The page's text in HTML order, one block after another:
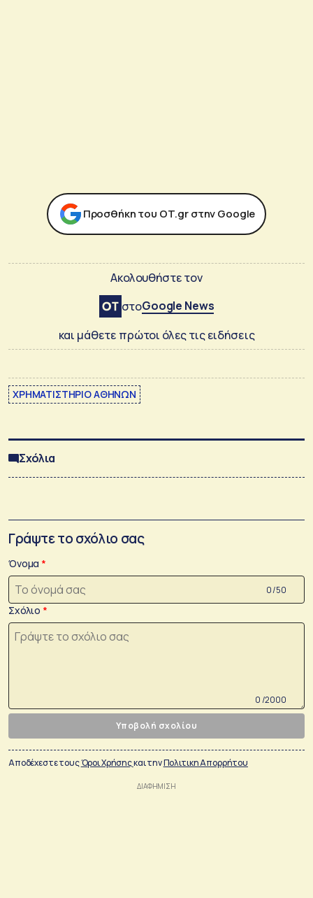
Προσθήκη του ΟΤ.gr στην Google
Ακολουθήστε τον
στοGoogle News
και μάθετε πρώτοι όλες τις ειδήσεις
ΧΡΗΜΑΤΙΣΤΗΡΙΟ ΑΘΗΝΩΝ
Σχόλια
Γράψτε το σχόλιο σας
Όνομα
0 /50
Σχόλιο
0 /2000
Υποβολή σχολίου
Αποδέχεστε τουςΌροι Χρήσηςκαι τηνΠολιτικη Απορρήτου